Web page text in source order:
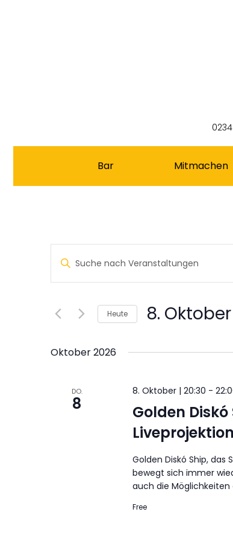
Bar Mitmachen
Veranstaltungen
Suche
und
Ansichten,
Navigation
Bitte
Schlüsselwort
Suche
Veranstaltungen
Schlüsselwort.Heute 8. Oktober
Oktober 2026
DO.
8
8. Oktober | 20:30 -
Golden
Golden Diskó Ship,
bewegt sich immer
auch die Möglichkeiten
Free